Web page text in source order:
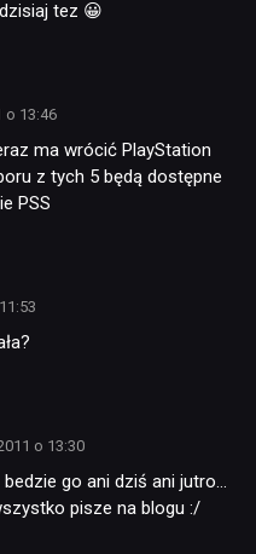
tez 😀
o 13:46
ma wrócić PlayStation
z tych 5 będą dostępne
PSS
o 13:30
go ani dziś ani jutro…
pisze na blogu :/